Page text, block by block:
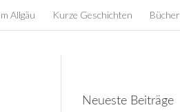
Allgäu Kurze Geschichten Bücher
Neueste Beiträge